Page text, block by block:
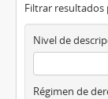
Filtrar resultados
Nivel de